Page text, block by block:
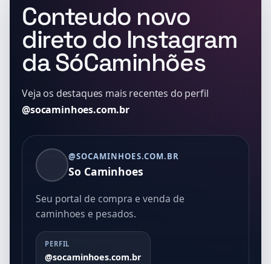
Conteudo novo
direto do Instagram
da SóCaminhões
Veja os destaques mais recentes do perfil
@socaminhoes.com.br
@SOCAMINHOES.COM.BR
So Caminhoes
Seu portal de compra e venda de
caminhoes e pesados.
PERFIL
@socaminhoes.com.br